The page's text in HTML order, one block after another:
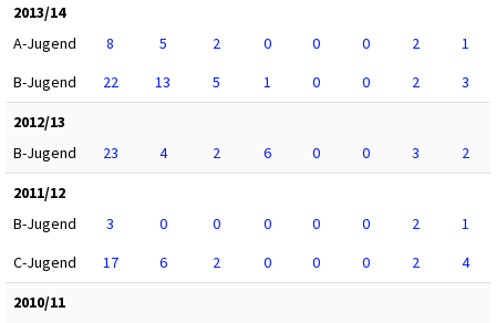
2013/14
A-Jugend
8 5 2 0 0 0 2
1
B-Jugend
22 13 5 1 0 0 2
3
2012/13
B-Jugend
23 4 2 6 0 0 3
2
2011/12
B-Jugend
3 0 0 0 0 0 2
1
C-Jugend
17 6 2 0 0 0 2
4
2010/11